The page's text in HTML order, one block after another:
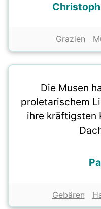
Grazien
Die Musen
proletarischem
ihre kräftigsten
Gebären